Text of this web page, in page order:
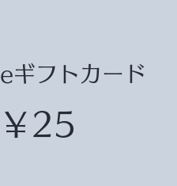
eギフトカード
￥25